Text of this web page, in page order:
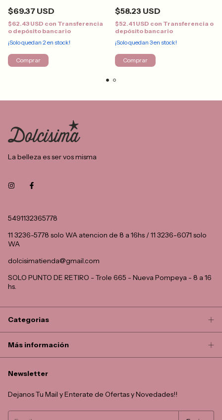
$69.37 USD
$62.43 USD con Transferencia
o depósito bancario
¡Solo quedan 2en stock!
Comprar
$58.23 USD
$52.41 USD con Transferencia o
depósito bancario
¡Solo quedan 3en stock!
Comprar
La belleza es ser vos misma
5491132365778
11 3236-5778 solo WA atencion de 8 a 16hs / 11 3236-6071 solo
WA
dolcisimatienda@gmail.com
SOLO PUNTO DE RETIRO - Trole 665 - Nueva Pompeya - 8 a 16
hs.
Categorias
Más información
Newsletter
Dejanos Tu Mail y Enterate de Ofertas y Novedades!!